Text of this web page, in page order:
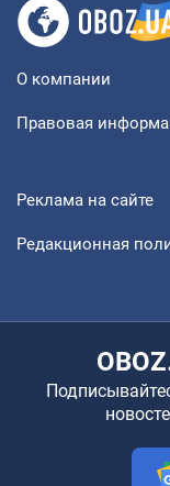
О компании
Правовая
Реклама на сайте
Редакционная